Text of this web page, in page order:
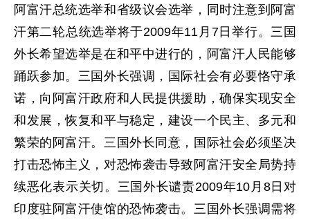
阿富汗总统选举和省级议会选举，同时注意到阿富
汗第二轮总统选举将于2009年11月7日举行。三国
外长希望选举是在和平中进行的，阿富汗人民能够
踊跃参加。三国外长强调，国际社会有必要恪守承
诺，向阿富汗政府和人民提供援助，确保实现安全
和发展，恢复和平与稳定，建设一个民主、多元和
繁荣的阿富汗。三国外长同意，国际社会必须坚决
打击恐怖主义，对恐怖袭击导致阿富汗安全局势持
续恶化表示关切。三国外长谴责2009年10月8日对
印度驻阿富汗使馆的恐怖袭击。三国外长强调需将